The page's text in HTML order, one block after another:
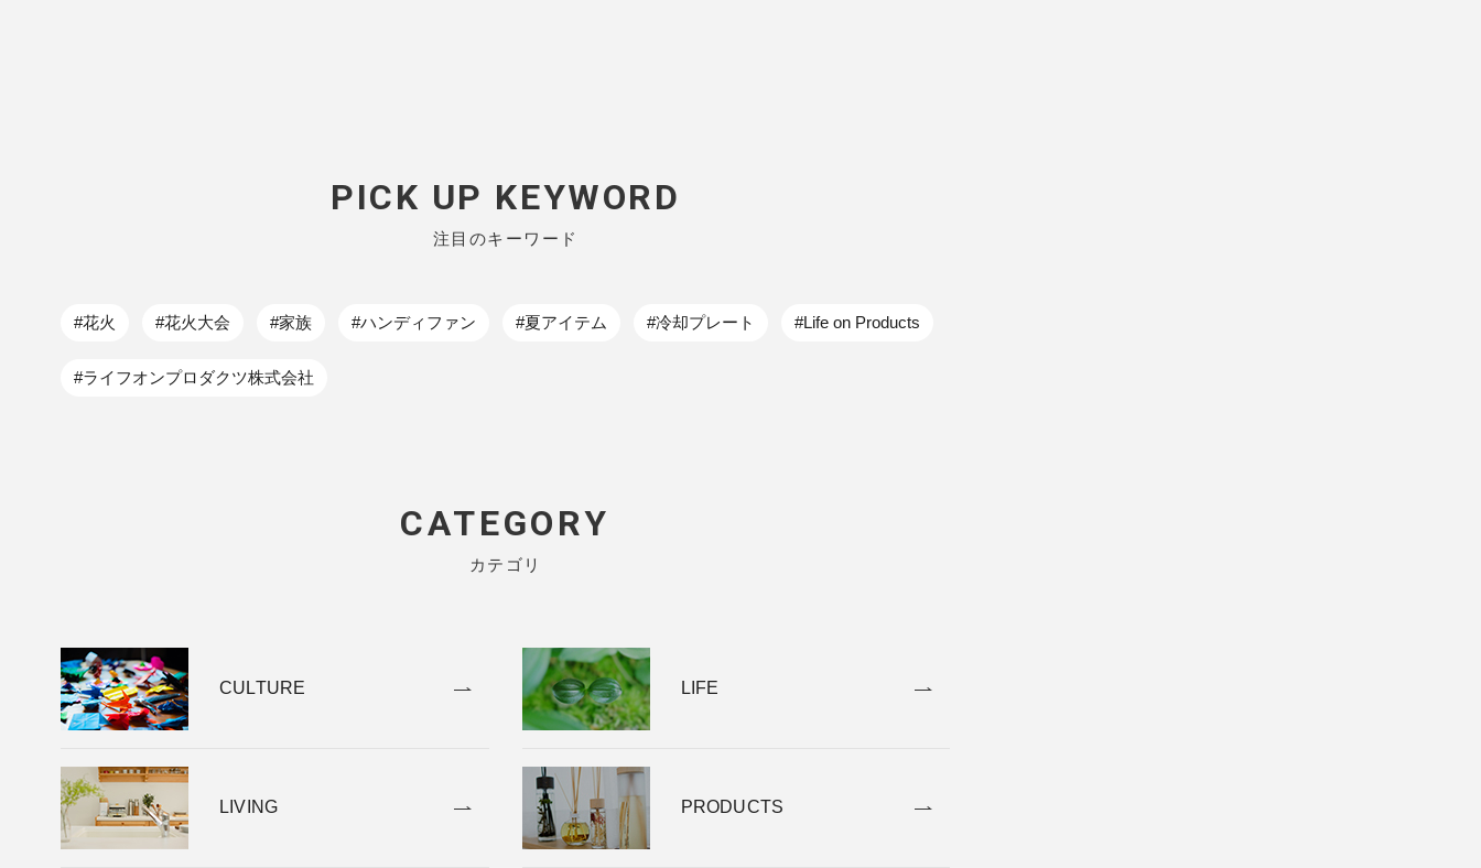
PICK UP KEYWORD
注目のキーワード
#花火 #花火大会 #家族 #ハンディファン #夏アイテム #冷却プレート #Life on Products
#ライフオンプロダクツ株式会社
CATEGORY
カテゴリ
CULTURE LIFE
LIVING PRODUCTS